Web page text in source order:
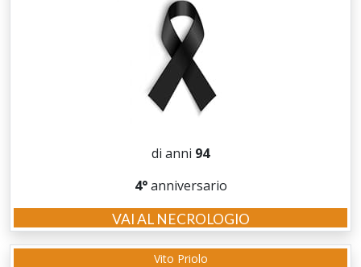
di anni 94
4°anniversario
VAI AL NECROLOGIO
Vito Priolo